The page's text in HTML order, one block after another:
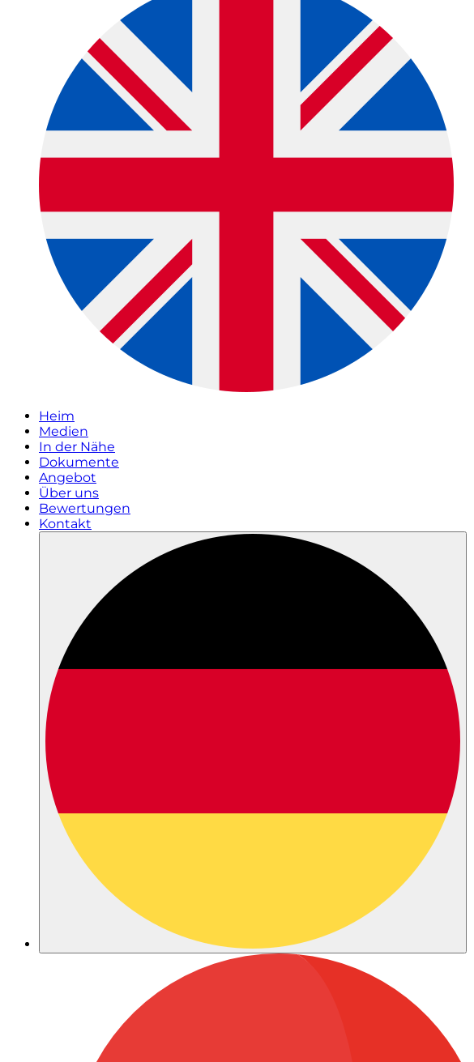
Heim
Medien
In der Nähe
Dokumente
Angebot
Über uns
Bewertungen
Kontakt